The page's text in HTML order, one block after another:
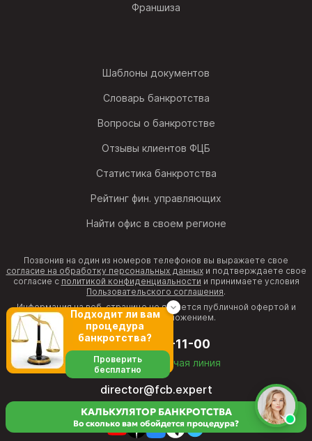
Франшиза
Шаблоны документов
Словарь банкротства
Вопросы о банкротстве
Отзывы клиентов ФЦБ
Статистика банкротства
Рейтинг фин. управляющих
Найти офис в своем регионе
Позвонив на один из номеров телефонов вы выражаете свое
согласие на обработку персональных данныхи подтверждаете свое
согласие с политикой конфиденциальности и принимаете условия
Пользовательского соглашения.
Информация на веб-странице не является публичной офертой и
рекламным предложением.
8 (800) 511-11-00
бесплатная горячая линия
director@fcb.expert
КАЛЬКУЛЯТОР БАНКРОТСТВА
Во сколько вам обойдется процедура?
Подходит ли вам
процедура
банкротства?
Проверить
бесплатно